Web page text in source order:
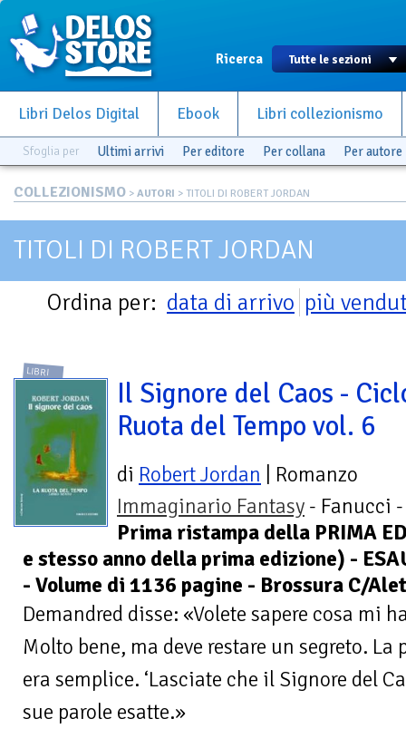
Ricerca
Libri Delos Digital Ebook Libri collezionismo
Sfoglia per Ultimi arrivi Per editore Per collana Per autore
COLLEZIONISMO > AUTORI > TITOLI DI ROBERT JORDAN
TITOLI DI ROBERT JORDAN
Ordina per: data di arrivo più
LIBRI
Il Signore del Caos -
Ruota del Tempo vol. 6
di Robert Jordan | Romanzo
Immaginario Fantasy - Fanucci -
Prima ristampa della PRIMA
e stesso anno della prima edizione) -
- Volume di 1136 pagine - Brossura C/
Demandred disse: «Volete sapere cosa mi
Molto bene, ma deve restare un segreto.
era semplice. ‘Lasciate che il Signore del
sue parole esatte.»